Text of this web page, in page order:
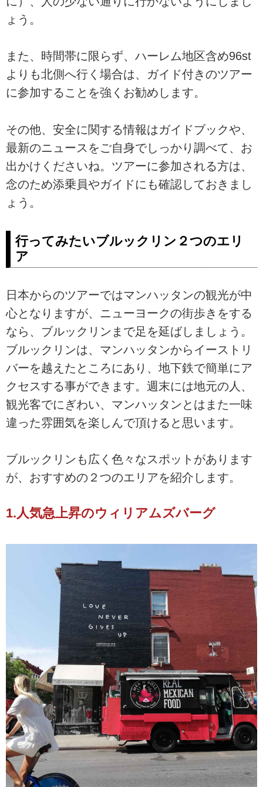
ょう。
また、時間帯に限らず、ハーレム地区含め96st
よりも北側へ行く場合は、ガイド付きのツアー
に参加することを強くお勧めします。
その他、安全に関する情報はガイドブックや、
最新のニュースをご自身でしっかり調べて、お
出かけくださいね。ツアーに参加される方は、
念のため添乗員やガイドにも確認しておきまし
ょう。
行ってみたいブルックリン２つのエリ
ア
日本からのツアーではマンハッタンの観光が中
心となりますが、ニューヨークの街歩きをする
なら、ブルックリンまで足を延ばしましょう。
ブルックリンは、マンハッタンからイーストリ
バーを越えたところにあり、地下鉄で簡単にア
クセスする事ができます。週末には地元の人、
観光客でにぎわい、マンハッタンとはまた一味
違った雰囲気を楽しんで頂けると思います。
ブルックリンも広く色々なスポットがあります
が、おすすめの２つのエリアを紹介します。
1.人気急上昇のウィリアムズバーグ